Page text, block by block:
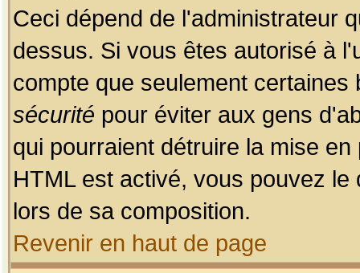
Ceci dépend de l'administrateur
dessus. Si vous êtes autorisé à
compte que seulement
sécurité pour éviter aux gens
qui pourraient détruire la mise
HTML est activé, vous pouvez
lors de sa composition.
Revenir en haut de page